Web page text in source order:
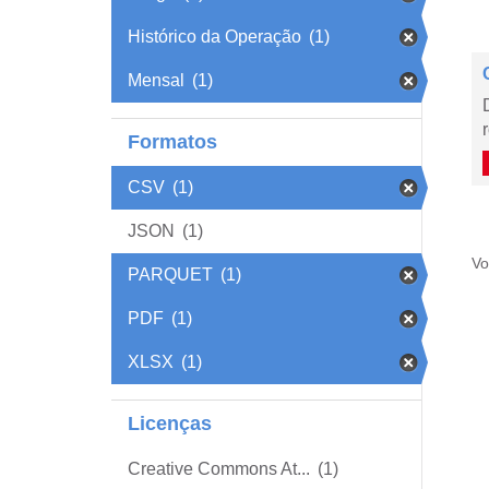
Histórico da Operação (1)
Mensal (1)
Formatos
CSV (1)
JSON (1)
PARQUET (1)
PDF (1)
XLSX (1)
Licenças
Creative Commons At... (1)